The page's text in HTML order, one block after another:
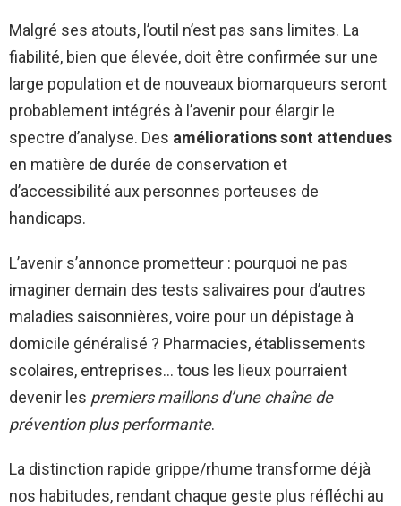
Malgré ses atouts, l’outil n’est pas sans limites. La
fiabilité, bien que élevée, doit être confirmée sur une
large population et de nouveaux biomarqueurs seront
probablement intégrés à l’avenir pour élargir le
spectre d’analyse. Des améliorations sont attendues
en matière de durée de conservation et
d’accessibilité aux personnes porteuses de
handicaps.
L’avenir s’annonce prometteur : pourquoi ne pas
imaginer demain des tests salivaires pour d’autres
maladies saisonnières, voire pour un dépistage à
domicile généralisé ? Pharmacies, établissements
scolaires, entreprises… tous les lieux pourraient
devenir les premiers maillons d’une chaîne de
prévention plus performante.
La distinction rapide grippe/rhume transforme déjà
nos habitudes, rendant chaque geste plus réfléchi au